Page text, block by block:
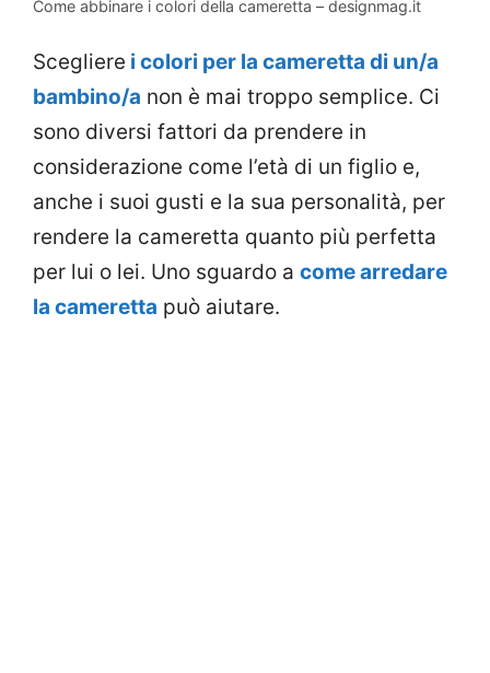
Come abbinare i colori della cameretta – designmag.it
Scegliere i colori per la cameretta di un/a
bambino/a non è mai troppo semplice. Ci
sono diversi fattori da prendere in
considerazione come l’età di un figlio e,
anche i suoi gusti e la sua personalità, per
rendere la cameretta quanto più perfetta
per lui o lei. Uno sguardo a come arredare
la cameretta può aiutare.